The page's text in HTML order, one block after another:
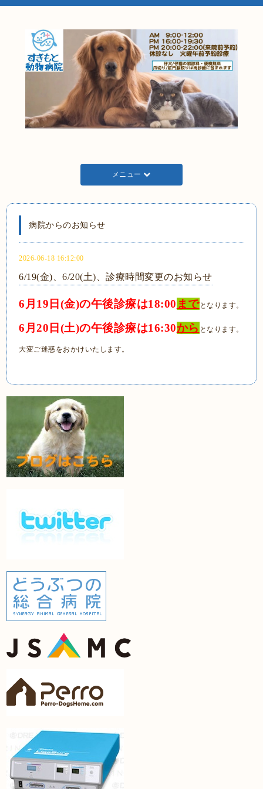
メニュー
病院からのお知らせ
2026-06-18 16:12:00
6/19(金)、6/20(土)、診療時間変更のお知らせ
6月19日(金)の午後診療は18:00 までとなります。
6月20日(土)の午後診療は16:30から となります。
大変ご迷惑をおかけいたします。